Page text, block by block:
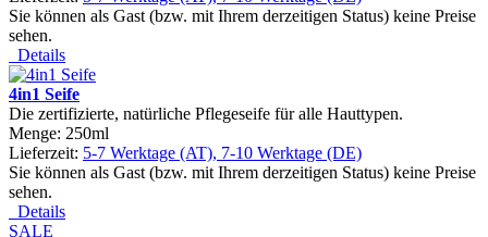
Sie können als Gast (bzw. mit Ihrem derzeitigen Status) keine Preise
sehen.
Details
4in1 Seife
Die zertifizierte, natürliche Pflegeseife für alle Hauttypen.
Menge: 250ml
Lieferzeit: 5-7 Werktage (AT), 7-10 Werktage (DE)
Sie können als Gast (bzw. mit Ihrem derzeitigen Status) keine Preise
sehen.
Details
SALE